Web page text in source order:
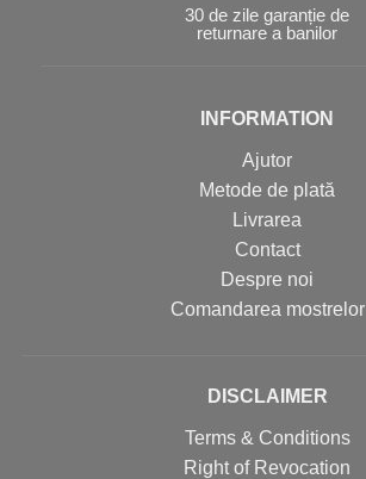
30 de zile garanție de
returnare a banilor
INFORMATION
Ajutor
Metode de plată
Livrarea
Contact
Despre noi
Comandarea mostrelor
DISCLAIMER
Terms & Conditions
Right of Revocation